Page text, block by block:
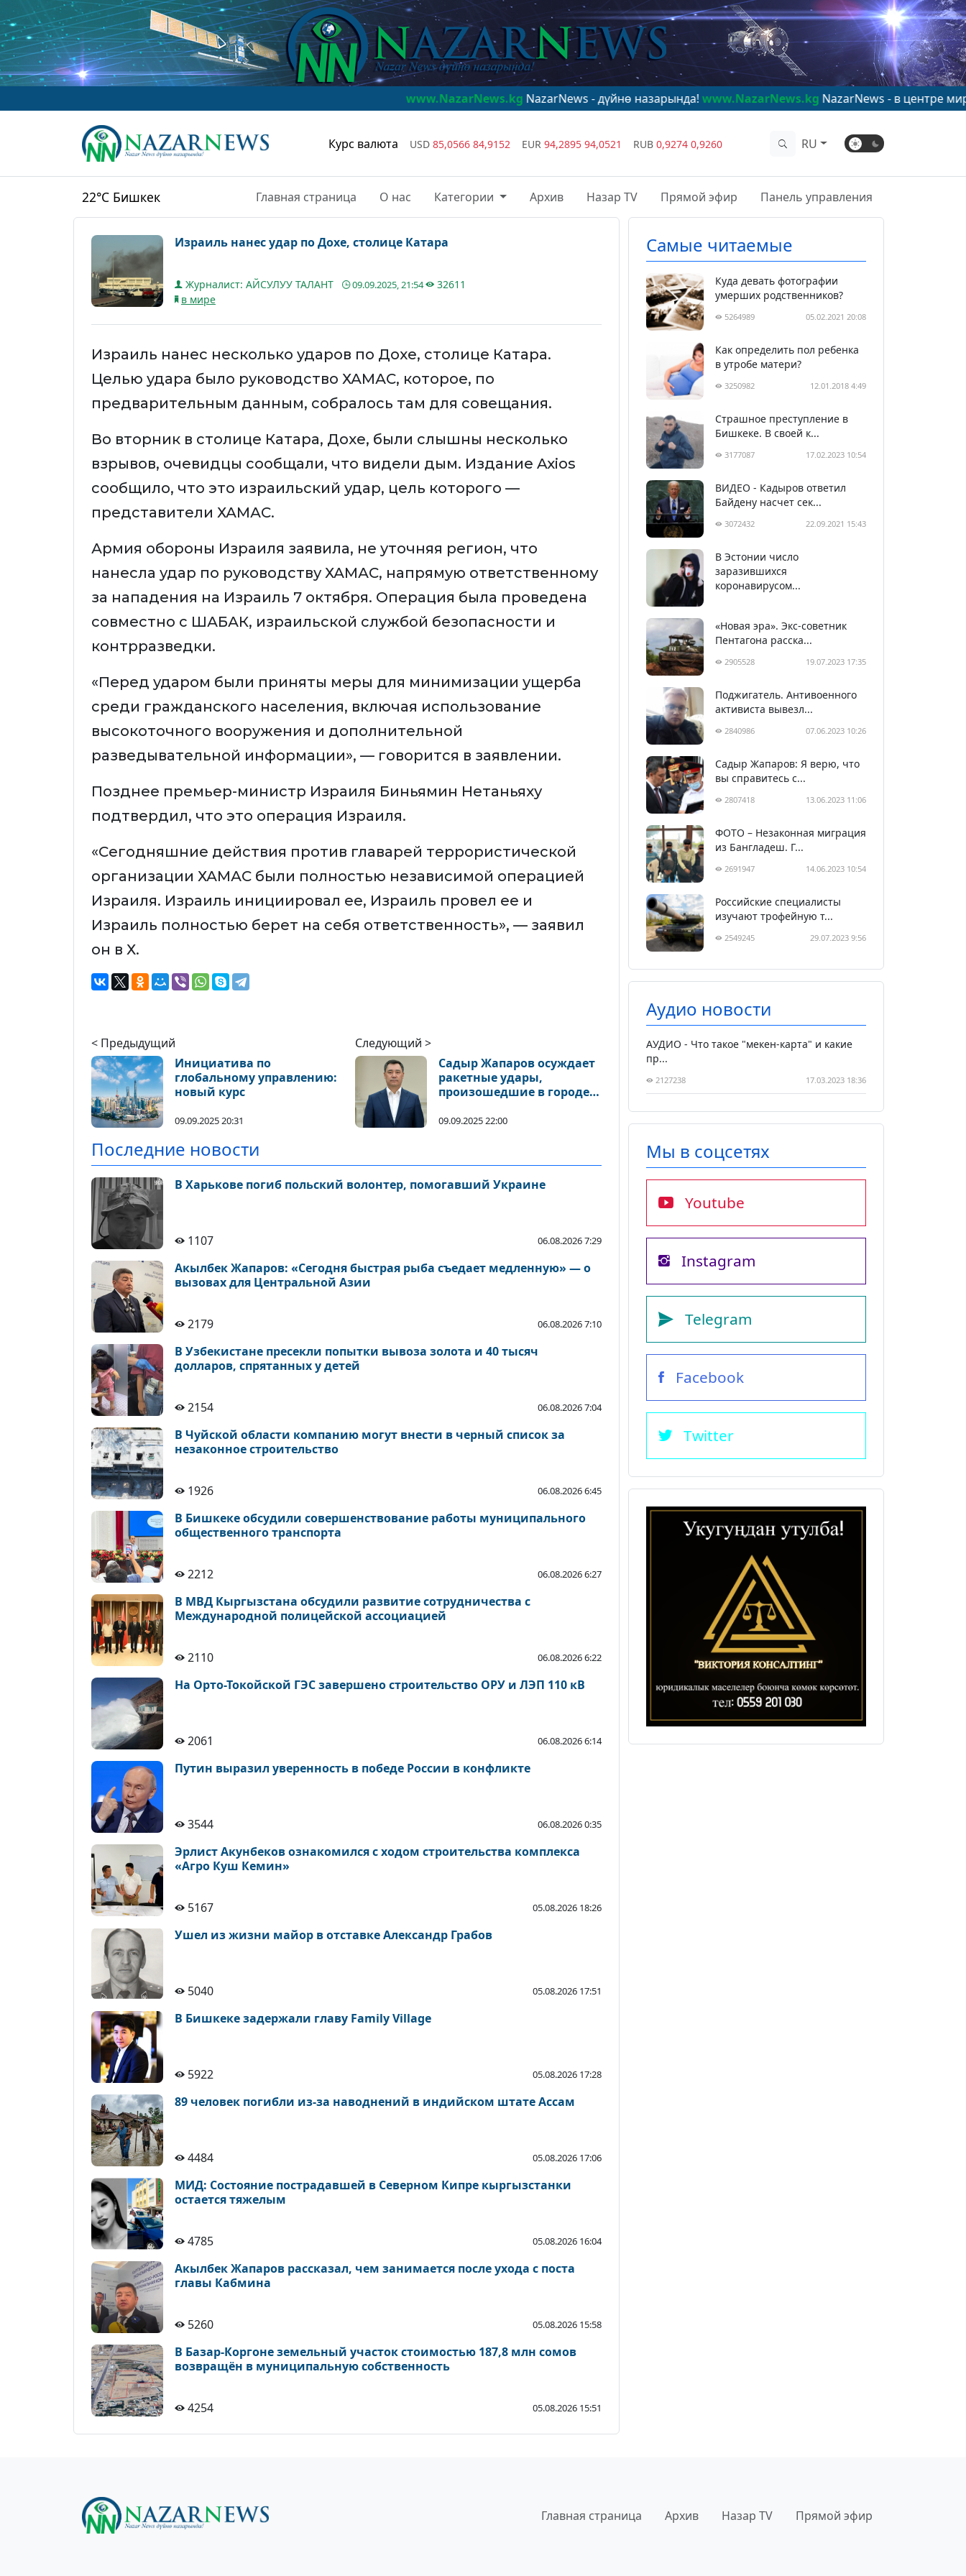
www.NazarNews.kgNazarNews - дүйнө назарында!www.NazarNews.kgNazarNews - в центре мирового
Курс валюта USD 85,0566 84,9152 EUR 94,2895 94,0521 RUB 0,9274 0,9260 RU
22°C Бишкек Главная страница О нас Категории Архив Назар TV Прямой эфир Панель управления
Израиль нанес удар по Дохе, столице Катара
Журналист: АЙСУЛУУ ТАЛАНТ 09.09.2025, 21:54
32611
в мире
Израиль нанес несколько ударов по Дохе, столице Катара.
Целью удара было руководство ХАМАС, которое, по
предварительным данным, собралось там для совещания.
Во вторник в столице Катара, Дохе, были слышны несколько
взрывов, очевидцы сообщали, что видели дым. Издание Axios
сообщило, что это израильский удар, цель которого —
представители ХАМАС.
Армия обороны Израиля заявила, не уточняя регион, что
нанесла удар по руководству ХАМАС, напрямую ответственному
за нападения на Израиль 7 октября. Операция была проведена
совместно с ШАБАК, израильской службой безопасности и
контрразведки.
«Перед ударом были приняты меры для минимизации ущерба
среди гражданского населения, включая использование
высокоточного вооружения и дополнительной
разведывательной информации», — говорится в заявлении.
Позднее премьер-министр Израиля Биньямин Нетаньяху
подтвердил, что это операция Израиля.
«Сегодняшние действия против главарей террористической
организации ХАМАС были полностью независимой операцией
Израиля. Израиль инициировал ее, Израиль провел ее и
Израиль полностью берет на себя ответственность», — заявил
он в Х.
< Предыдущий
Инициатива по
глобальному управлению:
новый курс
09.09.2025 20:31
Следующий >
Садыр Жапаров осуждает
ракетные удары,
произошедшие в городе
09.09.2025 22:00
Последние новости
В Харькове погиб польский волонтер, помогавший Украине
1107 06.08.2026 7:29
Акылбек Жапаров: «Сегодня быстрая рыба съедает медленную» — о
вызовах для Центральной Азии
2179 06.08.2026 7:10
В Узбекистане пресекли попытки вывоза золота и 40 тысяч
долларов, спрятанных у детей
2154 06.08.2026 7:04
В Чуйской области компанию могут внести в черный список за
незаконное строительство
1926 06.08.2026 6:45
В Бишкеке обсудили совершенствование работы муниципального
общественного транспорта
2212 06.08.2026 6:27
В МВД Кыргызстана обсудили развитие сотрудничества с
Международной полицейской ассоциацией
2110 06.08.2026 6:22
На Орто-Токойской ГЭС завершено строительство ОРУ и ЛЭП 110 кВ
2061 06.08.2026 6:14
Путин выразил уверенность в победе России в конфликте
3544 06.08.2026 0:35
Эрлист Акунбеков ознакомился с ходом строительства комплекса
«Агро Куш Кемин»
5167 05.08.2026 18:26
Ушел из жизни майор в отставке Александр Грабов
5040 05.08.2026 17:51
В Бишкеке задержали главу Family Village
5922 05.08.2026 17:28
89 человек погибли из-за наводнений в индийском штате Ассам
4484 05.08.2026 17:06
МИД: Состояние пострадавшей в Северном Кипре кыргызстанки
остается тяжелым
4785 05.08.2026 16:04
Акылбек Жапаров рассказал, чем занимается после ухода с поста
главы Кабмина
5260 05.08.2026 15:58
В Базар-Коргоне земельный участок стоимостью 187,8 млн сомов
возвращён в муниципальную собственность
4254 05.08.2026 15:51
Самые читаемые
Куда девать фотографии
умерших родственников?
5264989 05.02.2021 20:08
Как определить пол ребенка
в утробе матери?
3250982 12.01.2018 4:49
Страшное преступление в
Бишкеке. В своей к...
3177087 17.02.2023 10:54
ВИДЕО - Кадыров ответил
Байдену насчет сек...
3072432 22.09.2021 15:43
В Эстонии число
заразившихся
коронавирусом...
«Новая эра». Экс-советник
Пентагона расска...
2905528 19.07.2023 17:35
Поджигатель. Антивоенного
активиста вывезл...
2840986 07.06.2023 10:26
Садыр Жапаров: Я верю, что
вы справитесь с...
2807418 13.06.2023 11:06
ФОТО – Незаконная миграция
из Бангладеш. Г...
2691947 14.06.2023 10:54
Российские специалисты
изучают трофейную т...
2549245 29.07.2023 9:56
Аудио новости
АУДИО - Что такое "мекен-карта" и какие
пр...
2127238 17.03.2023 18:36
Мы в соцсетях
Youtube
Instagram
Telegram
Facebook
Twitter
Главная страница Архив Назар TV Прямой эфир